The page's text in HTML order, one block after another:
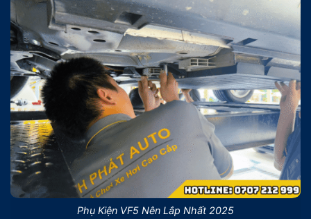
Phụ Kiện VF5 Nên Lắp Nhất 2025